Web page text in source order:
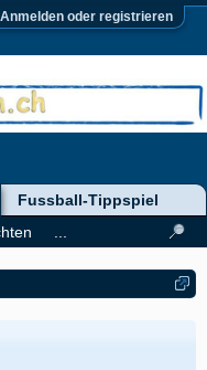
Anmelden oder registrieren
Fussball-Tippspiel